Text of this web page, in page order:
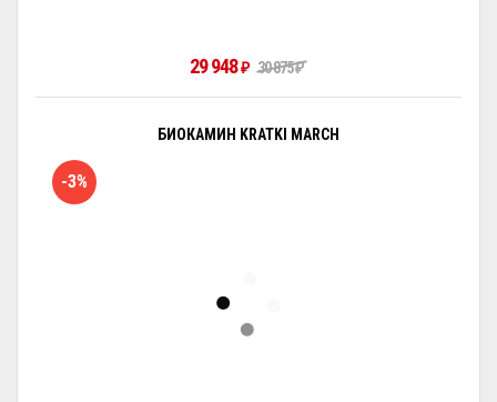
29 948₽ 30 875₽
БИОКАМИН KRATKI MARCH
-3%